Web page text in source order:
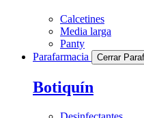
Calcetines
Media larga
Panty
Parafarmacia
Cerrar
Botiquín